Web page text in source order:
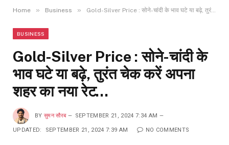
Home » Business » Gold-Silver Price : सोने-चांदी के भाव घटे या बढ़े, तुरंत चेक करें अपना शहर का नया रेट…
BUSINESS
Gold-Silver Price : सोने-चांदी के
भाव घटे या बढ़े, तुरंत चेक करें अपना
शहर का नया रेट…
BY सुमन सौरब SEPTEMBER 21, 2024 7:34 AM
UPDATED: SEPTEMBER 21, 2024 7:39 AM NO COMMENTS